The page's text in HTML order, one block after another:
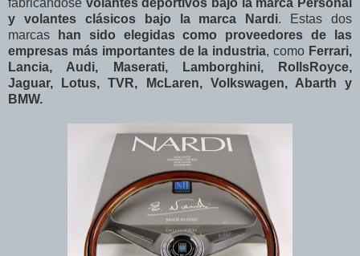
fabricándose volantes deportivos bajo la marca Personal
y volantes clásicos bajo la marca Nardi. Estas dos
marcas han sido elegidas como proveedores de las
empresas más importantes de la industria, como Ferrari,
Lancia, Audi, Maserati, Lamborghini, RollsRoyce,
Jaguar, Lotus, TVR, McLaren, Volkswagen, Abarth y
BMW.